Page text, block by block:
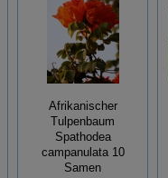
Afrikanischer
Tulpenbaum
Spathodea
campanulata 10
Samen